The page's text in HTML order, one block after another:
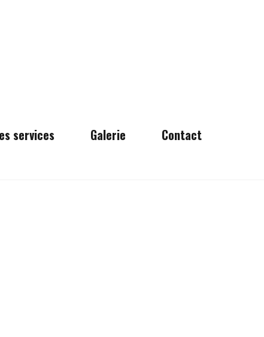
services Galerie Contact